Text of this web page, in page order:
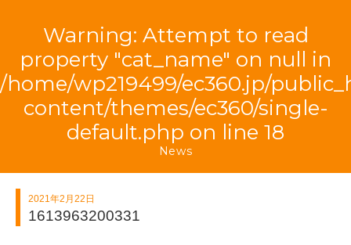
Warning: Attempt to read
property "cat_name" on null in
/home/wp219499/ec360.jp/
content/themes/ec360/single-
default.php on line 18
News
2021年2月22日
1613963200331